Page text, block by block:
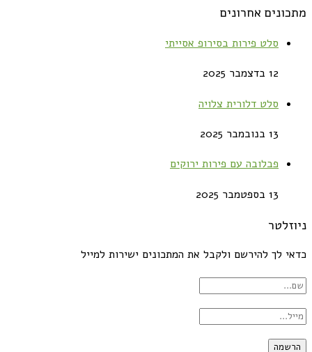
מתכונים אחרונים
סלט פירות בסירופ אסייתי
12 בדצמבר 2025
סלט דלורית צלויה
13 בנובמבר 2025
פבלובה עם פירות ירוקים
13 בספטמבר 2025
ניוזלטר
כדאי לך להירשם ולקבל את המתכונים ישירות למייל